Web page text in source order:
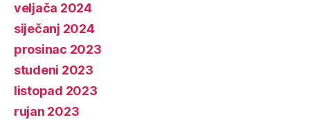
veljača 2024
siječanj 2024
prosinac 2023
studeni 2023
listopad 2023
rujan 2023